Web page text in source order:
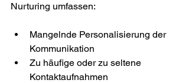
Nurturing umfassen:
Mangelnde Personalisierung der
Kommunikation
Zu häufige oder zu seltene
Kontaktaufnahmen